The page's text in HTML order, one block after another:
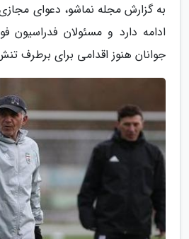
به گزارش مجله نماشو، دعوای مجازی
ادامه دارد و مسئولان فدراسیون
جوانان هنوز اقدامی برای برطرف